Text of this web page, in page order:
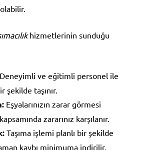
hizmetlerinin sunduğu
Deneyimli ve eğitimli personel ile
şekilde taşınır.
Eşyalarınızın zarar görmesi
zararınız karşılanır.
Taşıma işlemi planlı bir şekilde
kaybı minimuma indirilir.